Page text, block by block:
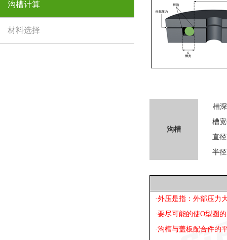
沟槽计算
材料选择
沟槽
槽
槽
直
半
·外压是指：外部压力
·要尽可能的使O型圈
·沟槽与盖板配合件的